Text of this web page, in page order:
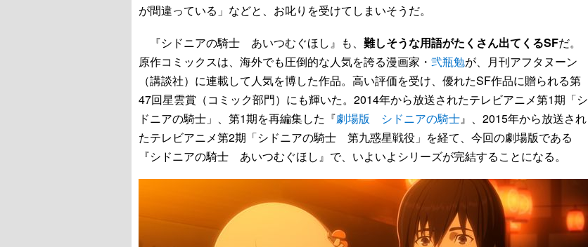
が間違っている」などと、お叱りを受けてしまいそうだ。
『シドニアの騎士 あいつむぐほし』も、 難しそうな用語がたくさん出てくるSFだ。
原作コミックスは、海外でも圧倒的な人気を誇る漫画家・ 弐瓶勉が、月刊アフタヌーン
（講談社）に連載して人気を博した作品。高い評価を受け、優れたSF作品に贈られる第
47回星雲賞（コミック部門）にも輝いた。2014年から放送されたテレビアニメ第1期「シ
ドニアの騎士」、第1期を再編集した『劇場版 シドニアの騎士』、2015年から放送され
たテレビアニメ第2期「シドニアの騎士 第九惑星戦役」を経て、今回の劇場版である
『シドニアの騎士 あいつむぐほし』で、いよいよシリーズが完結することになる。